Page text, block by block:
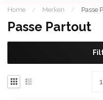
Home / Merken / Passe
Passe Partout